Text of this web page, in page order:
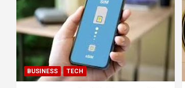
BUSINESS TECH